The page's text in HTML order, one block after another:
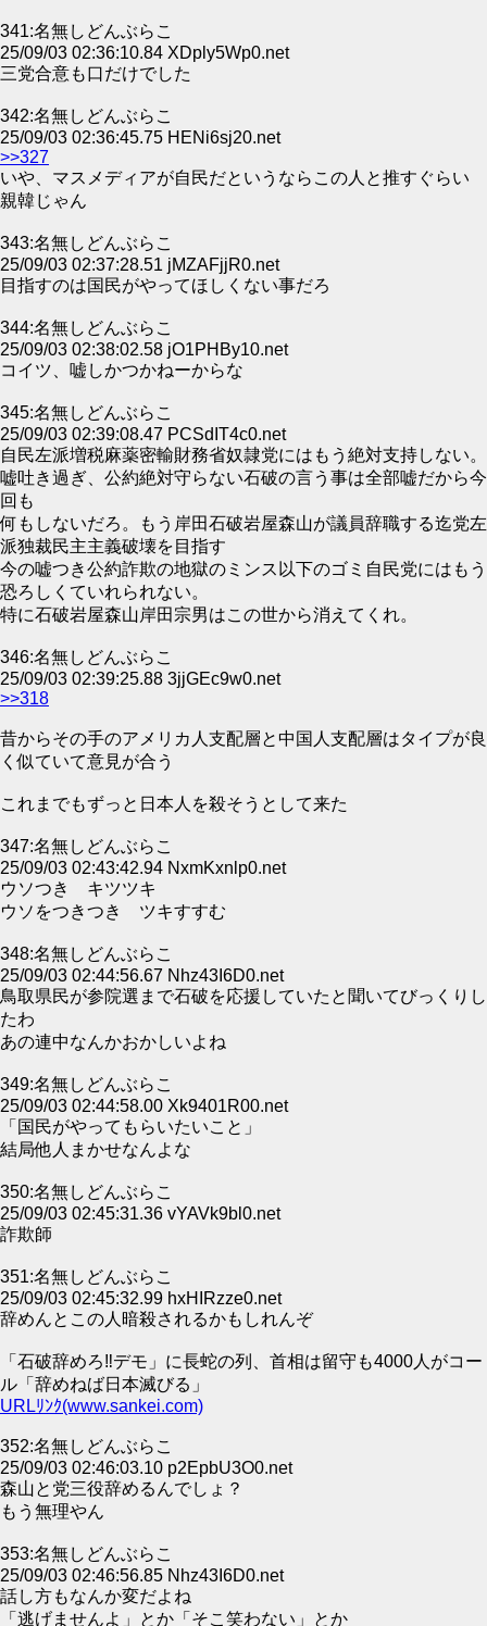
341:名無しどんぶらこ
25/09/03 02:36:10.84 XDply5Wp0.net
三党合意も口だけでした
342:名無しどんぶらこ
25/09/03 02:36:45.75 HENi6sj20.net
>>327
いや、マスメディアが自民だというならこの人と推すぐらい
親韓じゃん
343:名無しどんぶらこ
25/09/03 02:37:28.51 jMZAFjjR0.net
目指すのは国民がやってほしくない事だろ
344:名無しどんぶらこ
25/09/03 02:38:02.58 jO1PHBy10.net
コイツ、嘘しかつかねーからな
345:名無しどんぶらこ
25/09/03 02:39:08.47 PCSdIT4c0.net
自民左派増税麻薬密輸財務省奴隷党にはもう絶対支持しない。
嘘吐き過ぎ、公約絶対守らない石破の言う事は全部嘘だから今
回も
何もしないだろ。もう岸田石破岩屋森山が議員辞職する迄党左
派独裁民主主義破壊を目指す
今の嘘つき公約詐欺の地獄のミンス以下のゴミ自民党にはもう
恐ろしくていれられない。
特に石破岩屋森山岸田宗男はこの世から消えてくれ。
346:名無しどんぶらこ
25/09/03 02:39:25.88 3jjGEc9w0.net
>>318
昔からその手のアメリカ人支配層と中国人支配層はタイプが良
く似ていて意見が合う
これまでもずっと日本人を殺そうとして来た
347:名無しどんぶらこ
25/09/03 02:43:42.94 NxmKxnlp0.net
ウソつき キツツキ
ウソをつきつき ツキすすむ
348:名無しどんぶらこ
25/09/03 02:44:56.67 Nhz43I6D0.net
鳥取県民が参院選まで石破を応援していたと聞いてびっくりし
たわ
あの連中なんかおかしいよね
349:名無しどんぶらこ
25/09/03 02:44:58.00 Xk9401R00.net
「国民がやってもらいたいこと」
結局他人まかせなんよな
350:名無しどんぶらこ
25/09/03 02:45:31.36 vYAVk9bl0.net
詐欺師
351:名無しどんぶらこ
25/09/03 02:45:32.99 hxHIRzze0.net
辞めんとこの人暗殺されるかもしれんぞ
「石破辞めろ‼デモ」に長蛇の列、首相は留守も4000人がコー
ル「辞めねば日本滅びる」
URLﾘﾝｸ(www.sankei.com)
352:名無しどんぶらこ
25/09/03 02:46:03.10 p2EpbU3O0.net
森山と党三役辞めるんでしょ？
もう無理やん
353:名無しどんぶらこ
25/09/03 02:46:56.85 Nhz43I6D0.net
話し方もなんか変だよね
「逃げませんよ」とか「そこ笑わない」とか